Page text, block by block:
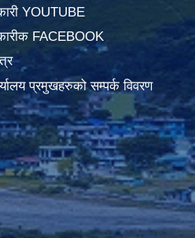
YOUTUBE
FACEBOOK
प्रमुखहरुको सम्पर्क विवरण